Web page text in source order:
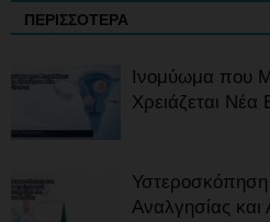
ΠΕΡΙΣΣΟΤΕΡΑ
Ινομύωμα που
Χρειάζεται Νέα
Υστεροσκόπηση
Αναλγησίας και